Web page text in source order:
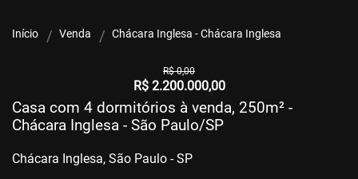
Início Venda Chácara Inglesa - Chácara Inglesa
R$ 0,00
R$ 2.200.000,00
Casa com 4 dormitórios à venda, 250m² -
Chácara Inglesa - São Paulo/SP
Chácara Inglesa, São Paulo - SP